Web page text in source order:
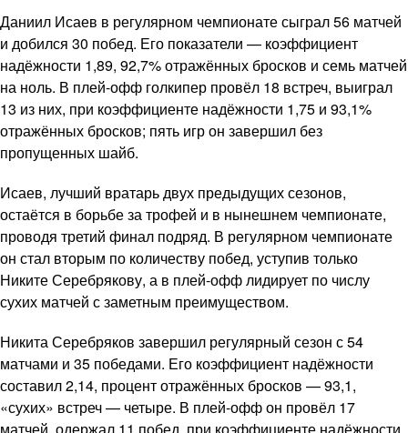
Даниил Исаев в регулярном чемпионате сыграл 56 матчей
и добился 30 побед. Его показатели — коэффициент
надёжности 1,89, 92,7% отражённых бросков и семь матчей
на ноль. В плей-офф голкипер провёл 18 встреч, выиграл
13 из них, при коэффициенте надёжности 1,75 и 93,1%
отражённых бросков; пять игр он завершил без
пропущенных шайб.
Исаев, лучший вратарь двух предыдущих сезонов,
остаётся в борьбе за трофей и в нынешнем чемпионате,
проводя третий финал подряд. В регулярном чемпионате
он стал вторым по количеству побед, уступив только
Никите Серебрякову, а в плей-офф лидирует по числу
сухих матчей с заметным преимуществом.
Никита Серебряков завершил регулярный сезон с 54
матчами и 35 победами. Его коэффициент надёжности
составил 2,14, процент отражённых бросков — 93,1,
«сухих» встреч — четыре. В плей-офф он провёл 17